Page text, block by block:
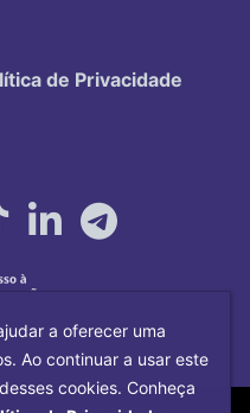
de Privacidade
a oferecer uma
Ao continuar a usar este
cookies. Conheça